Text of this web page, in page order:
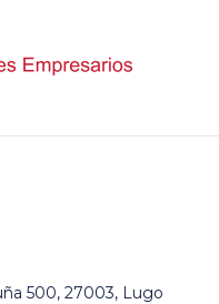
500, 27003, Lugo